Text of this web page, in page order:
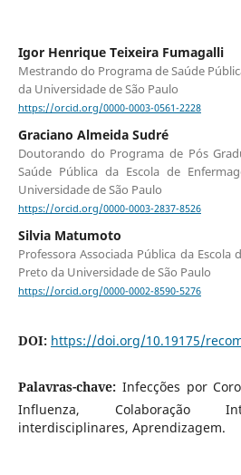
Igor Henrique Teixeira Fumagalli
Mestrando do Programa de Saúde
da Universidade de São Paulo
https://orcid.org/0000-0003-0561-2228
Graciano Almeida Sudré
Doutorando do Programa de Pós
Saúde Pública da Escola de
Universidade de São Paulo
https://orcid.org/0000-0003-2837-8526
Silvia Matumoto
Professora Associada Pública da Escola
Preto da Universidade de São Paulo
https://orcid.org/0000-0002-8590-5276
DOI: https://doi.org/10.19175/
Palavras-chave: Infecções por
Influenza, Colaboração
interdisciplinares, Aprendizagem.